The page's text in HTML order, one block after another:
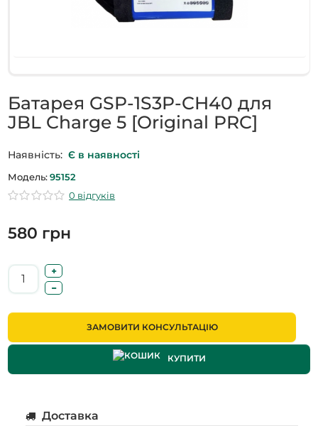
Батарея GSP-1S3P-CH40 для
JBL Charge 5 [Original PRC]
Наявність: Є в наявності
Модель: 95152
0 відгуків
580 грн
ЗАМОВИТИ КОНСУЛЬТАЦІЮ
КУПИТИ
Доставка